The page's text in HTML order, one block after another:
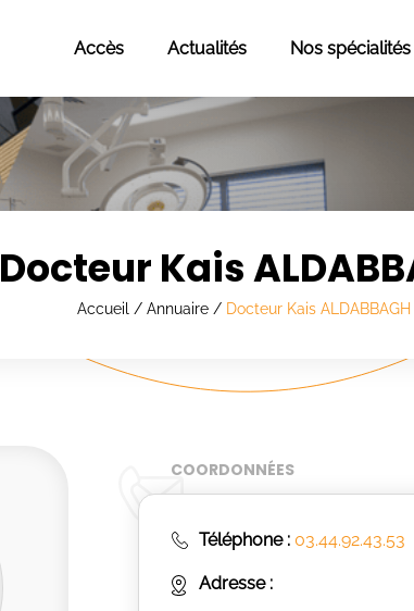
Accès Actualités Nos spécialités
Docteur Kais
Accueil / Annuaire/ Docteur Kais ALDABBAGH
COORDONNÉES
Téléphone : 03.44.92.43.53
Adresse :